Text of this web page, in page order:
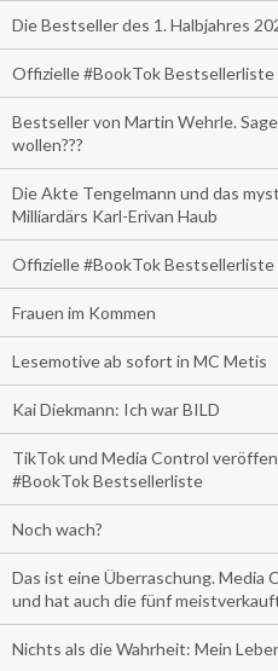
Die Bestseller des 1. Halbjahres
Offizielle #BookTok Bestsellerliste
Bestseller von Martin Wehrle.
wollen???
Die Akte Tengelmann und das
Milliardärs Karl-Erivan Haub
Offizielle #BookTok Bestsellerliste
Frauen im Kommen
Lesemotive ab sofort in MC Metis
Kai Diekmann: Ich war BILD
TikTok und Media Control
#BookTok Bestsellerliste
Noch wach?
Das ist eine Überraschung. Media
und hat auch die fünf
Nichts als die Wahrheit: Mein